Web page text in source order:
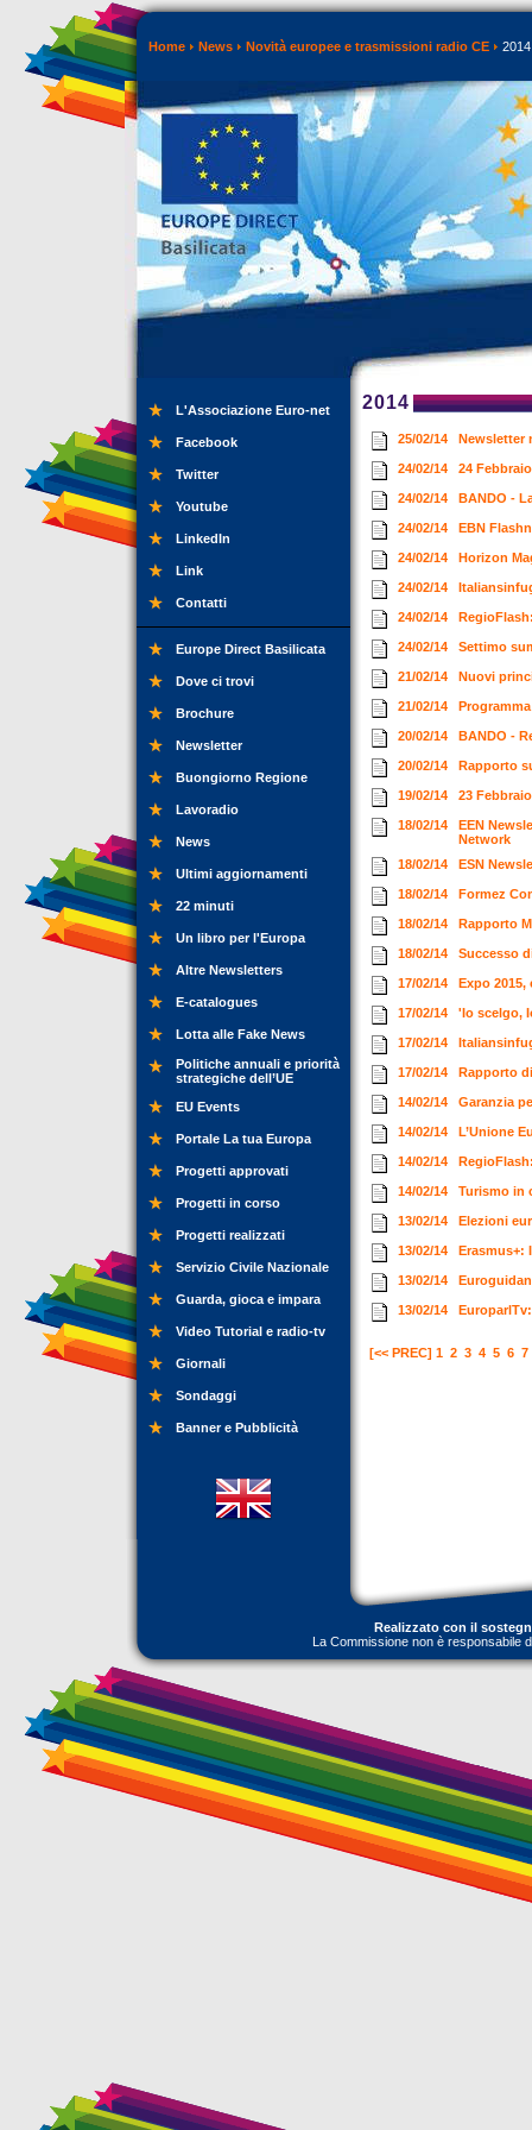
Home News Novità europee e trasmissioni radio CE 2014
L'Associazione Euro-net
Facebook
Twitter
Youtube
LinkedIn
Link
Contatti
Europe Direct Basilicata
Dove ci trovi
Brochure
Newsletter
Buongiorno Regione
Lavoradio
News
Ultimi aggiornamenti
22 minuti
Un libro per l'Europa
Altre Newsletters
E-catalogues
Lotta alle Fake News
Politiche annuali e priorità
strategiche dell’UE
EU Events
Portale La tua Europa
Progetti approvati
Progetti in corso
Progetti realizzati
Servizio Civile Nazionale
Guarda, gioca e impara
Video Tutorial e radio-tv
Giornali
Sondaggi
Banner e Pubblicità
2014
25/02/14 Newsletter
24/02/14 24
24/02/14 BANDO -
24/02/14 EBN
24/02/14 Horizon
24/02/14
24/02/14
24/02/14 Settimo
21/02/14 Nuovi
21/02/14
20/02/14 BANDO -
20/02/14 Rapporto
19/02/14 23
18/02/14
EEN
Network
18/02/14
ESN
18/02/14 Formez
18/02/14 Rapporto
18/02/14 Successo
17/02/14 Expo
17/02/14 'Io scelgo,
17/02/14
17/02/14 Rapporto
14/02/14 Garanzia
14/02/14 L’Unione
14/02/14
14/02/14 Turismo in
13/02/14 Elezioni
13/02/14 Erasmus+:
13/02/14
13/02/14
[<< PREC] 1 2 3 4 5 6 7
Realizzato con il
La Commissione non è responsabile